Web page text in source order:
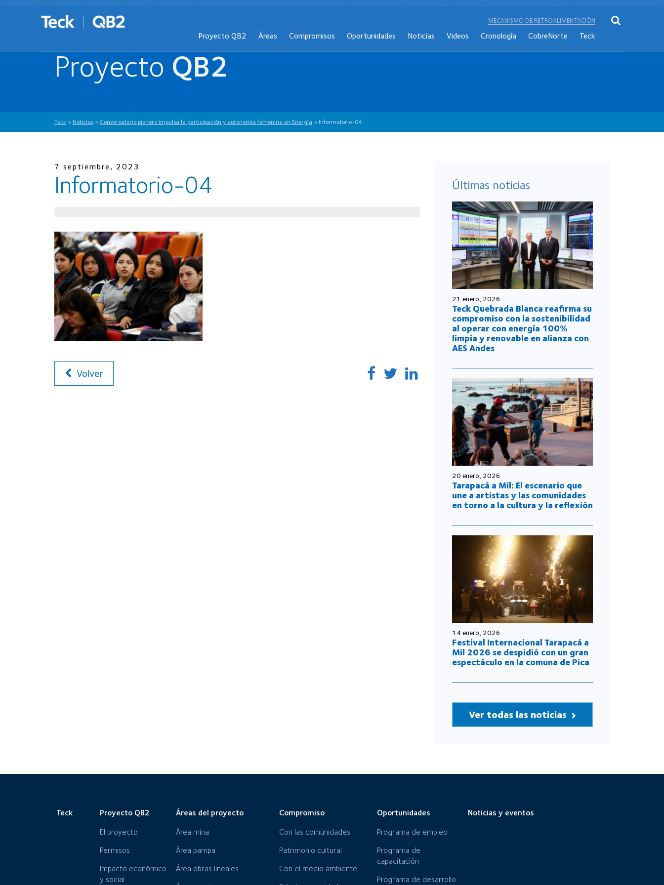
MECANISMO DE RETROALIMENTACIÓN
Proyecto QB2 Áreas Compromisos Oportunidades Noticias Videos Cronología CobreNorte Teck
Proyecto QB2
Teck> Noticias> Conversatorio pionero impulsa la participación y autonomía femenina en Energía > Informatorio-04
7 septiembre, 2023
Informatorio-04
Volver
Últimas noticias
21 enero, 2026
Teck Quebrada Blanca reafirma su
compromiso con la sostenibilidad
al operar con energía 100%
limpia y renovable en alianza con
AES Andes
20 enero, 2026
Tarapacá a Mil: El escenario que
une a artistas y las comunidades
en torno a la cultura y la reflexión
14 enero, 2026
Festival Internacional Tarapacá a
Mil 2026 se despidió con un gran
espectáculo en la comuna de Pica
Ver todas las noticias
Teck Proyecto QB2
El proyecto
Permisos
Impacto económico
y social
Áreas del proyecto
Área mina
Área pampa
Área obras lineales
Compromiso
Con las comunidades
Patrimonio cultural
Con el medio ambiente
Oportunidades
Programa de empleo
Programa de
capacitación
Programa de desarrollo
Noticias y eventos